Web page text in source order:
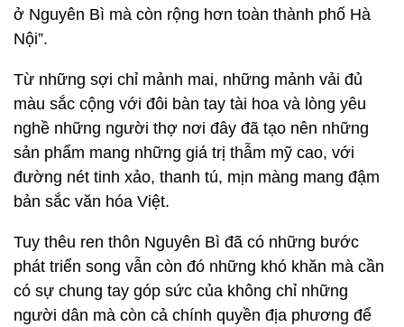
ở Nguyên Bì mà còn rộng hơn toàn thành phố Hà
Nội”.
Từ những sợi chỉ mảnh mai, những mảnh vải đủ
màu sắc cộng với đôi bàn tay tài hoa và lòng yêu
nghề những người thợ nơi đây đã tạo nên những
sản phẩm mang những giá trị thẫm mỹ cao, với
đường nét tinh xảo, thanh tú, mịn màng mang đậm
bản sắc văn hóa Việt.
Tuy thêu ren thôn Nguyên Bì đã có những bước
phát triển song vẫn còn đó những khó khăn mà cần
có sự chung tay góp sức của không chỉ những
người dân mà còn cả chính quyền địa phương để